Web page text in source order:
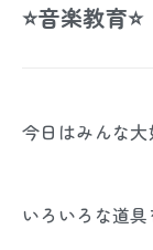
⭐音楽教育⭐
今日はみんな
いろいろな道